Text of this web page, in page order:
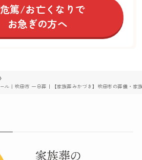
篤/お亡くなりで
お急ぎの方へ
ル｜吹田市 一日葬｜【家族葬みかづき】吹田市の葬儀・家